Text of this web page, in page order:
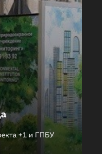
+1 и ГПБУ